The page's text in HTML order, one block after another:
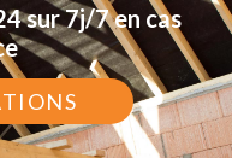
sur 7j/7 en cas